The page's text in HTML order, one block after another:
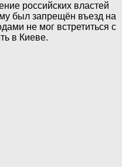
российских властей
был запрещён въезд на
не мог встретиться с
в Киеве.